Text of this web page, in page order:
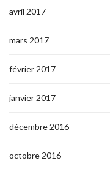
avril 2017
mars 2017
février 2017
janvier 2017
décembre 2016
octobre 2016